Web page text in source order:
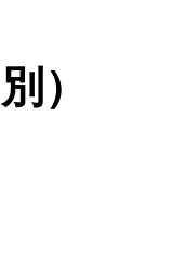
）